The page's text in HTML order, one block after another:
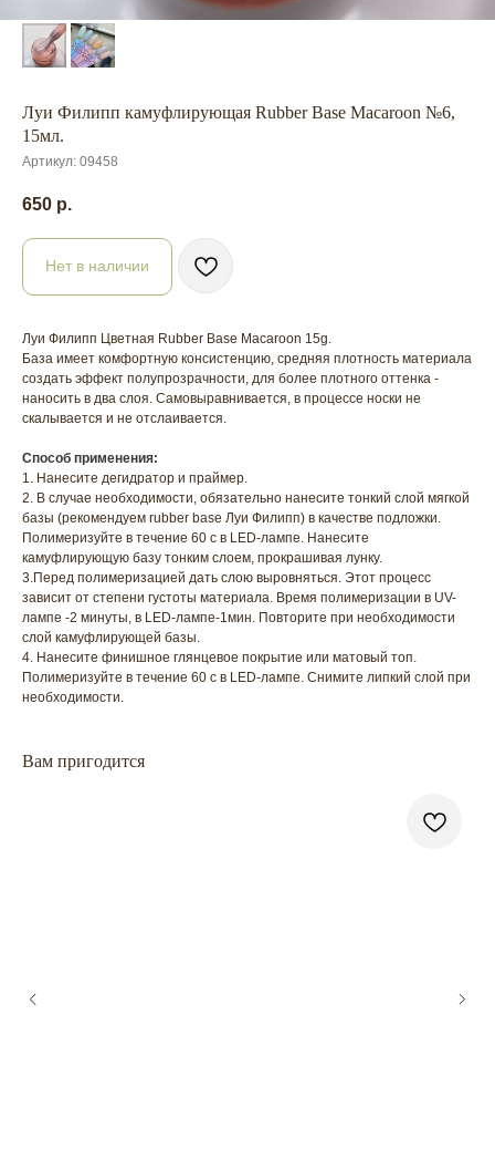
Луи Филипп камуфлирующая Rubber Base Macaroon №6,
15мл.
Артикул: 09458
650 р.
Нет в наличии
Луи Филипп Цветная Rubber Base Macaroon 15g.
База имеет комфортную консистенцию, средняя плотность материала
создать эффект полупрозрачности, для более плотного оттенка -
наносить в два слоя. Самовыравнивается, в процессе носки не
скалывается и не отслаивается.
Способ применения:
1. Нанесите дегидратор и праймер.
2. В случае необходимости, обязательно нанесите тонкий слой мягкой
базы (рекомендуем rubber base Луи Филипп) в качестве подложки.
Полимеризуйте в течение 60 с в LED-лампе. Нанесите
камуфлирующую базу тонким слоем, прокрашивая лунку.
3.Перед полимеризацией дать слою выровняться. Этот процесс
зависит от степени густоты материала. Время полимеризации в UV-
лампе -2 минуты, в LED-лампе-1мин. Повторите при необходимости
слой камуфлирующей базы.
4. Нанесите финишное глянцевое покрытие или матовый топ.
Полимеризуйте в течение 60 с в LED-лампе. Снимите липкий слой при
необходимости.
Вам пригодится
ГЛАВНАЯ